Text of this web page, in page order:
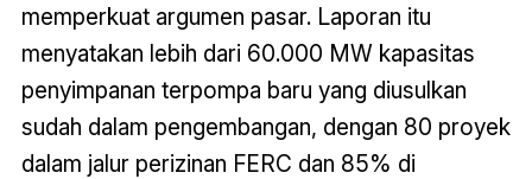
memperkuat argumen pasar. Laporan itu
menyatakan lebih dari 60.000 MW kapasitas
penyimpanan terpompa baru yang diusulkan
sudah dalam pengembangan, dengan 80 proyek
dalam jalur perizinan FERC dan 85% di